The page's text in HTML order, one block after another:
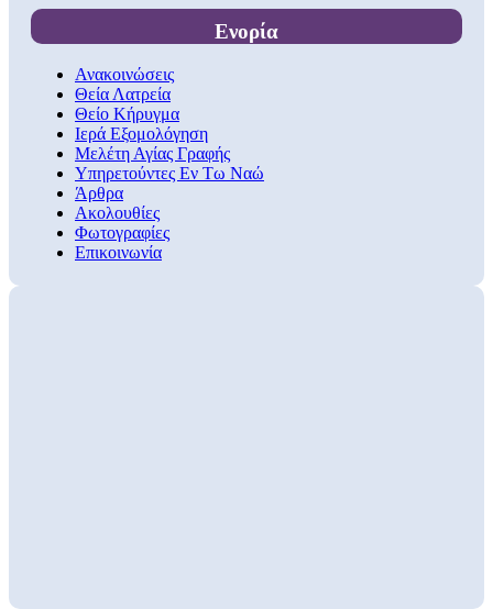
Ενορία
Ανακοινώσεις
Θεία Λατρεία
Θείο Κήρυγμα
Ιερά Εξομολόγηση
Μελέτη Αγίας Γραφής
Υπηρετούντες Εν Τω Ναώ
Άρθρα
Ακολουθίες
Φωτογραφίες
Επικοινωνία